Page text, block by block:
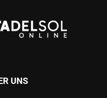
UNS